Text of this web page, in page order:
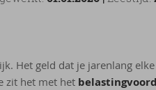
Het geld dat je jarenlang
zit het met het